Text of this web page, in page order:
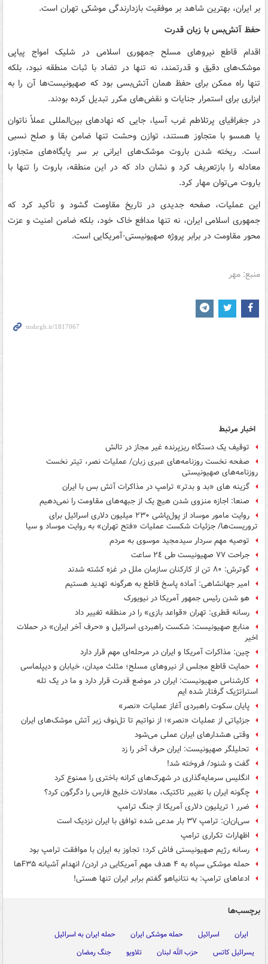
بر ایران، بهترین شاهد بر موفقیت بازدارندگی موشکی تهران است.
حفظ آتش‌بس با زبان قدرت
اقدام قاطع نیروهای مسلح جمهوری اسلامی در شلیک امواج پیاپی
موشک‌های دقیق و قدرتمند، نه تنها در تضاد با ثبات منطقه نبود، بلکه
تنها راه ممکن برای حفظ همان آتش‌بسی بود که صهیونیست‌ها آن را به
ابزاری برای استمرار جنایات و نقض‌های مکرر تبدیل کرده بودند.
در جغرافیای پرتلاطم غرب آسیا، جایی که نهادهای بین‌المللی عملاً ناتوان
یا همسو با متجاوز هستند، توازن وحشت تنها ضامن بقا و صلح نسبی
است. ریخته شدن باروت موشک‌های ایرانی بر سر پایگاه‌های متجاوز،
معادله را بازتعریف کرد و نشان داد که در این منطقه، باروت را تنها با
باروت می‌توان مهار کرد.
این عملیات، صفحه جدیدی در تاریخ مقاومت گشود و تأکید کرد که
جمهوری اسلامی ایران، نه تنها مدافع خاک خود، بلکه ضامن امنیت و عزت
محور مقاومت در برابر پروژه صهیونیستی-آمریکایی است.
منبع: مهر
اخبار مرتبط
توقیف یک دستگاه ریزپرنده غیر مجاز در تالش
صفحه نخست روزنامه‌های عبری زبان/ عملیات نصر، تیتر نخست
روزنامه‌های صهیونیستی
گزینه های «بد و بدتر» ترامپ در مذاکرات آتش بس با ایران
صنعا: اجازه منزوی شدن هیچ یک از جبهه‌های مقاومت را نمی‌دهیم
روایت مامور موساد از پول‌پاشی ۲۳۰ میلیون دلاری اسرائیل برای
تروریست‌ها/ جزئیات شکست عملیات «فتح تهران» به روایت موساد و سیا
توصیه مهم سردار سیدمجید موسوی به مردم
جراحت ٧٧ صهیونیست طی ٢٤ ساعت
گوترش: ۸۰ تن از کارکنان سازمان ملل در غزه کشته شدند
امیر جهانشاهی: آماده پاسخ قاطع به هرگونه تهدید هستیم
هو شدن رئیس جمهور آمریکا در نیویورک
رسانه قطری: تهران «قواعد بازی» را در منطقه تغییر داد
منابع صهیونیست: شکست راهبردی اسرائیل و «حرف آخر ایران» در حملات
اخیر
چین: مذاکرات آمریکا و ایران در مرحله‌ای مهم قرار دارد
حمایت قاطع مجلس از نیروهای مسلح؛ مثلث میدان، خیابان و دیپلماسی
کارشناس صهیونیست: ایران در موضع قدرت قرار دارد و ما در یک تله
استراتژیک گرفتار شده ایم
پایان سکوت راهبردی آغاز عملیات «نصر»
جزئیاتی از عملیات «نصر»؛ از نواتیم تا تل‌نوف زیر آتش موشک‌های ایران
وقتی هشدارهای ایران عملی می‌شود
تحلیلگر صهیونیست: ایران حرف آخر را زد
گفت و شنود/ فروخته شد!
انگلیس سرمایه‌گذاری در شهرک‌های کرانه باختری را ممنوع کرد
چگونه ایران با تغییر تاکتیک، معادلات خلیج فارس را دگرگون کرد؟
ضرر ۱ تریلیون دلاری آمریکا از جنگ ترامپ
سی‌ان‌ان: ترامپ ۳۷ بار مدعی شده توافق با ایران نزدیک است
اظهارات تکراری ترامپ
رسانه رژیم صهیونیستی فاش کرد؛ تجاوز به ایران با موافقت ترامپ بود
حمله موشکی سپاه به ۴ هدف مهم آمریکایی در اردن/ انهدام آشیانه F۳۵ها
ادعاهای ترامپ: به نتانیاهو گفتم برابر ایران تنها هستی!
برچسب‌ها
ایران اسرائیل حمله موشکی ایران
حمله ایران به اسرائیل
یسرائیل کاتس
حزب الله لبنان تلاویو
جنگ رمضان